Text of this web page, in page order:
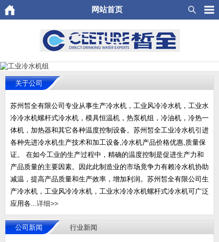
网站首页
关于公司
苏州皙全有限公司专业从事生产冷水机，工业风冷冷水机，工业水
冷冷水机螺杆式冷水机，模具恒温机，热泵机组，冷油机，冷热一
体机，加热器和其它各种温度控制设备。苏州皙全工业冷水机引进
各种先进冷水机生产技术和加工设备,冷水机产品价格优惠,质量保
证。 在如今工业的生产过程中，精确的温度控制是促进生产力和
产品质量的主要因素。因此此制造业的市场竟争力有赖冷水机协助
减温，提高产品质量和生产效率，增加利润。苏州皙全有限公司生
产冷水机，工业风冷冷水机，工业水冷冷水机螺杆式冷水机可广泛
应用各... 详细>>
公司新闻 行业新闻